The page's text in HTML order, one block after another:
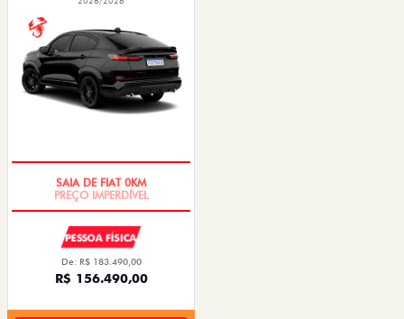
PESSOA FÍSICA
De: R$ 183.490,00
R$ 156.490,00